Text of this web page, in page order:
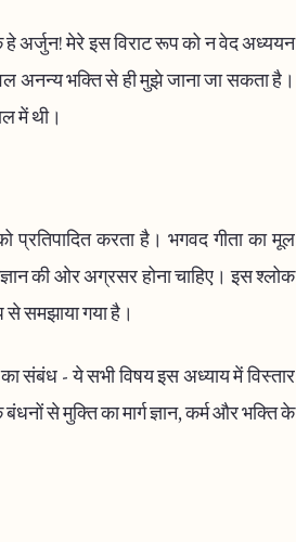
हे अर्जुन! मेरे इस विराट रूप को न वेद अध्ययन
भक्ति से ही मुझे जाना जा सकता है।
में थी।
प्रतिपादित करता है। भगवद गीता का मूल
की ओर अग्रसर होना चाहिए। इस श्लोक
से समझाया गया है।
संबंध - ये सभी विषय इस अध्याय में विस्तार
से मुक्ति का मार्ग ज्ञान, कर्म और भक्ति के